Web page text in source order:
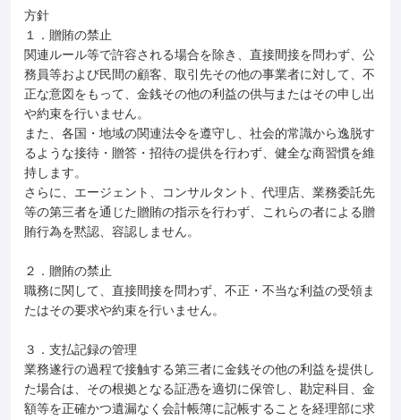
方針
１．贈賄の禁⽌
関連ルール等で許容される場合を除き、直接間接を問わず、公
務員等および民間の顧客、取引先その他の事業者に対して、不
正な意図をもって、⾦銭その他の利益の供与またはその申し出
や約束を⾏いません。
また、各国・地域の関連法令を遵守し、社会的常識から逸脱す
るような接待・贈答・招待の提供を行わず、健全な商習慣を維
持します。
さらに、エージェント、コンサルタント、代理店、業務委託先
等の第三者を通じた贈賄の指⽰を行わず、これらの者による贈
賄行為を黙認、容認しません。
２．贈賄の禁⽌
職務に関して、直接間接を問わず、不正・不当な利益の受領ま
たはその要求や約束を行いません。
３．支払記録の管理
業務遂行の過程で接触する第三者に金銭その他の利益を提供し
た場合は、その根拠となる証憑を適切に保管し、勘定科目、金
額等を正確かつ遺漏なく会計帳簿に記帳することを経理部に求